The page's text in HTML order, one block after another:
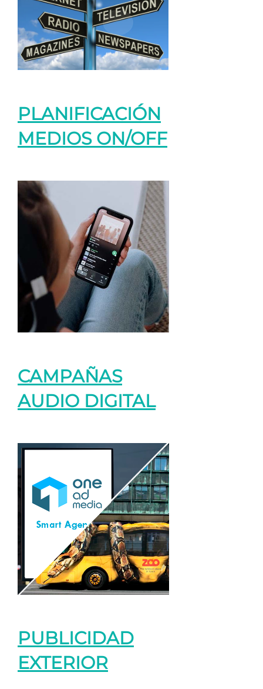
PLANIFICACIÓN
MEDIOS ON/OFF
CAMPAÑAS
AUDIO DIGITAL
PUBLICIDAD
EXTERIOR